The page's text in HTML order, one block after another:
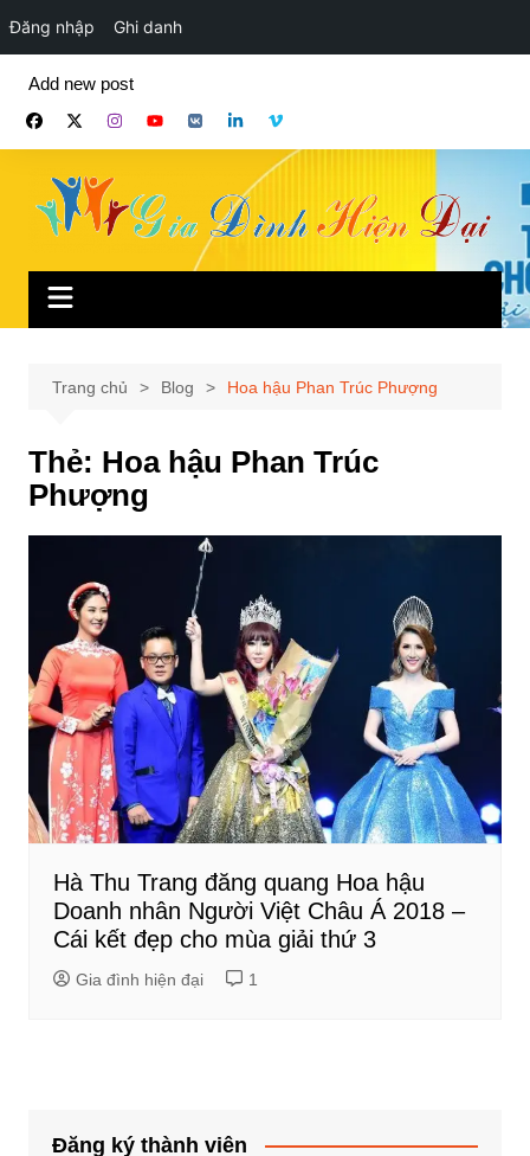
Đăng nhập Ghi danh
phần
Add new post
Trang chủ Blog Hoa hậu Phan Trúc Phượng
Thẻ: Hoa hậu Phan Trúc
Phượng
Hà Thu Trang đăng quang Hoa hậu
Doanh nhân Người Việt Châu Á 2018 –
Cái kết đẹp cho mùa giải thứ 3
Gia đình hiện đại 1
Đăng ký thành viên